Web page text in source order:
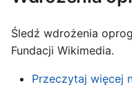
Śledź wdrożenia
Fundacji Wikimedia.
Przeczytaj więcej